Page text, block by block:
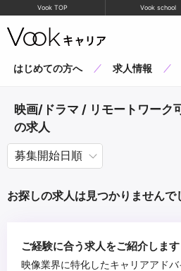
Vook TOP Vook school
はじめての方へ 求人情報
映画/ドラマ / リモートワー
の求人
お探しの求人は見つかりませんで
ご経験に合う求人をご紹介します
映像業界に特化したキャリアアド